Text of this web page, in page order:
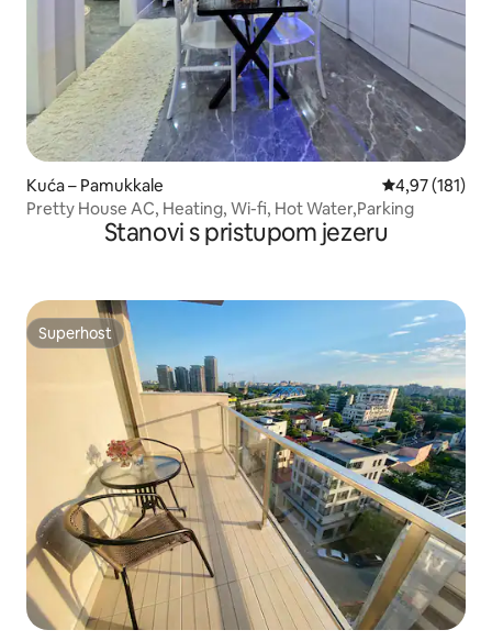
Kuća – Pamukkale Prosječna
4,97 (181)
Pretty House AC, Heating, Wi-fi, Hot Water,Parking
Stanovi s pristupom jezeru
Superhost
Superhost